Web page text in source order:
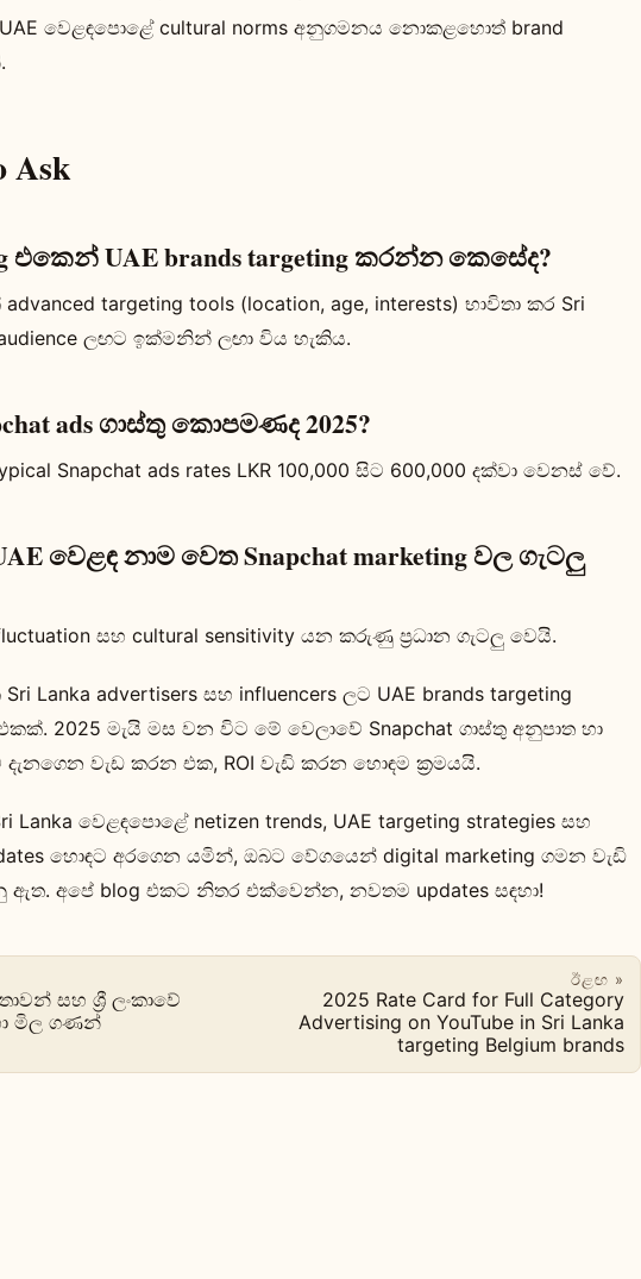
වෙළඳපොළේ cultural norms අනුගමනය නොකළහොත් brand
Ask
එකෙන් UAE brands targeting කරන්න කෙසේද?
targeting tools (location, age, interests) භාවිතා කර Sri
audience ලඟට ඉක්මනින් ලඟා විය හැකිය.
ads ගාස්තු කොපමණද 2025?
Snapchat ads rates LKR 100,000 සිට 600,000 දක්වා වෙනස් වේ.
වෙළඳ නාම වෙත Snapchat marketing වල ගැටලු
සහ cultural sensitivity යන කරුණු ප්‍රධාන ගැටලු වෙයි.
Lanka advertisers සහ influencers ලට UAE brands targeting
2025 මැයි මස වන විට මේ වෙලාවේ Snapchat ගාස්තු අනුපාත හා
දැනගෙන වැඩ කරන එක, ROI වැඩි කරන හොඳම ක්‍රමයයි.
Lanka වෙළඳපොළේ netizen trends, UAE targeting strategies සහ
හොඳට අරගෙන යමින්, ඔබට වේගයෙන් digital marketing ගමන වැඩි
අපේ blog එකට නිතර එක්වෙන්න, නවතම updates සඳහා!
සහ ශ්‍රී ලංකාවේ
මිල ගණන්
ඊළඟ »
2025 Rate Card for Full Category
Advertising on YouTube in Sri Lanka
targeting Belgium brands